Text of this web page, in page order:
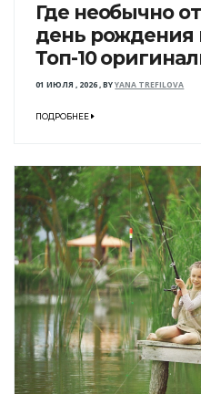
Где необычно
день рождения
Топ-10
01 ИЮЛЯ , 2026,BYYANA TREFILOVA
ПОДРОБНЕЕ